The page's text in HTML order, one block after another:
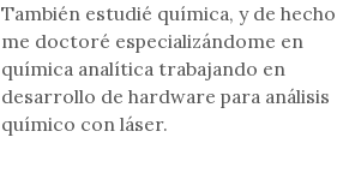
También estudié química, y de hecho
me doctoré especializándome en
química analítica trabajando en
desarrollo de hardware para análisis
químico con láser.